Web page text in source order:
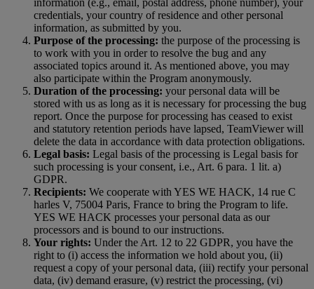
information (e.g., email, postal address, phone number), your
credentials, your country of residence and other personal
information, as submitted by you.
Purpose of the processing: the purpose of the processing is
to work with you in order to resolve the bug and any
associated topics around it. As mentioned above, you may
also participate within the Program anonymously.
Duration of the processing: your personal data will be
stored with us as long as it is necessary for processing the bug
report. Once the purpose for processing has ceased to exist
and statutory retention periods have lapsed, TeamViewer will
delete the data in accordance with data protection obligations.
Legal basis: Legal basis of the processing is Legal basis for
such processing is your consent, i.e., Art. 6 para. 1 lit. a)
GDPR.
Recipients: We cooperate with YES WE HACK, 14 rue C
harles V, 75004 Paris, France to bring the Program to life.
YES WE HACK processes your personal data as our
processors and is bound to our instructions.
Your rights: Under the Art. 12 to 22 GDPR, you have the
right to (i) access the information we hold about you, (ii)
request a copy of your personal data, (iii) rectify your personal
data, (iv) demand erasure, (v) restrict the processing, (vi)